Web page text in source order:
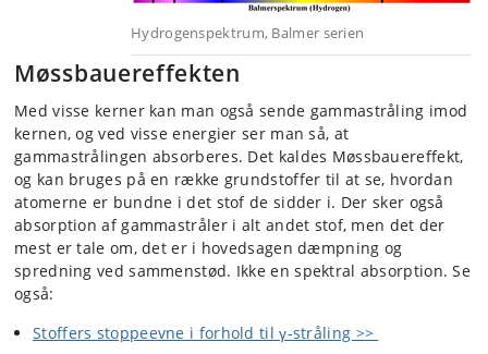
Hydrogenspektrum, Balmer serien
Møssbauereffekten
Med visse kerner kan man også sende gammastråling imod
kernen, og ved visse energier ser man så, at
gammastrålingen absorberes. Det kaldes Møssbauereffekt,
og kan bruges på en række grundstoffer til at se, hvordan
atomerne er bundne i det stof de sidder i. Der sker også
absorption af gammastråler i alt andet stof, men det der
mest er tale om, det er i hovedsagen dæmpning og
spredning ved sammenstød. Ikke en spektral absorption. Se
også:
Stoffers stoppeevne i forhold til γ-stråling >>